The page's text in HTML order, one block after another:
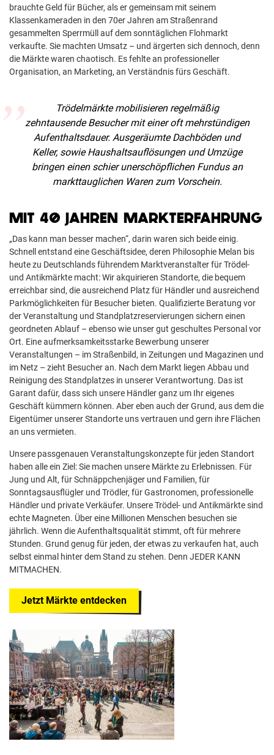
brauchte Geld für Bücher, als er gemeinsam mit seinem
Klassenkameraden in den 70er Jahren am Straßenrand
gesammelten Sperrmüll auf dem sonntäglichen Flohmarkt
verkaufte. Sie machten Umsatz – und ärgerten sich dennoch, denn
die Märkte waren chaotisch. Es fehlte an professioneller
Organisation, an Marketing, an Verständnis fürs Geschäft.
Trödelmärkte mobilisieren regelmäßig
zehntausende Besucher mit einer oft mehrstündigen
Aufenthaltsdauer. Ausgeräumte Dachböden und
Keller, sowie Haushaltsauflösungen und Umzüge
bringen einen schier unerschöpflichen Fundus an
markttauglichen Waren zum Vorschein.
MIT 40 JAHREN MARKTERFAHRUNG
„Das kann man besser machen“, darin waren sich beide einig.
Schnell entstand eine Geschäftsidee, deren Philosophie Melan bis
heute zu Deutschlands führendem Marktveranstalter für Trödel-
und Antikmärkte macht: Wir akquirieren Standorte, die bequem
erreichbar sind, die ausreichend Platz für Händler und ausreichend
Parkmöglichkeiten für Besucher bieten. Qualifizierte Beratung vor
der Veranstaltung und Standplatzreservierungen sichern einen
geordneten Ablauf – ebenso wie unser gut geschultes Personal vor
Ort. Eine aufmerksamkeitsstarke Bewerbung unserer
Veranstaltungen – im Straßenbild, in Zeitungen und Magazinen und
im Netz – zieht Besucher an. Nach dem Markt liegen Abbau und
Reinigung des Standplatzes in unserer Verantwortung. Das ist
Garant dafür, dass sich unsere Händler ganz um Ihr eigenes
Geschäft kümmern können. Aber eben auch der Grund, aus dem die
Eigentümer unserer Standorte uns vertrauen und gern ihre Flächen
an uns vermieten.
Unsere passgenauen Veranstaltungskonzepte für jeden Standort
haben alle ein Ziel: Sie machen unsere Märkte zu Erlebnissen. Für
Jung und Alt, für Schnäppchenjäger und Familien, für
Sonntagsausflügler und Trödler, für Gastronomen, professionelle
Händler und private Verkäufer. Unsere Trödel- und Antikmärkte sind
echte Magneten. Über eine Millionen Menschen besuchen sie
jährlich. Wenn die Aufenthaltsqualität stimmt, oft für mehrere
Stunden. Grund genug für jeden, der etwas zu verkaufen hat, auch
selbst einmal hinter dem Stand zu stehen. Denn JEDER KANN
MITMACHEN.
Jetzt Märkte entdecken